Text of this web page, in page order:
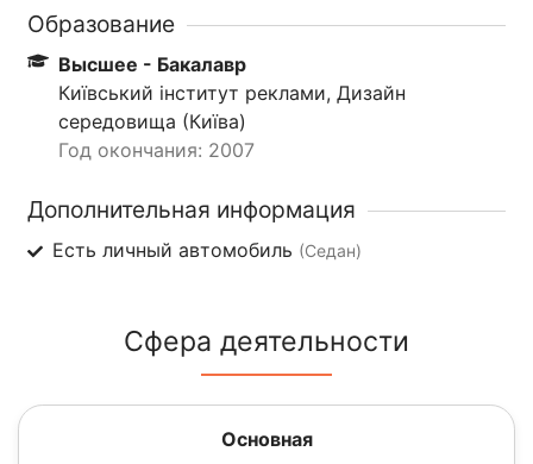
Образование
Высшее - Бакалавр
Київський інститут реклами, Дизайн
середовища (Київа)
Год окончания: 2007
Дополнительная информация
Есть личный автомобиль (Седан)
Сфера деятельности
Основная